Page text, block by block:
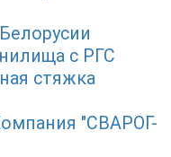
с РГС
стяжка
"СВАРОГ-